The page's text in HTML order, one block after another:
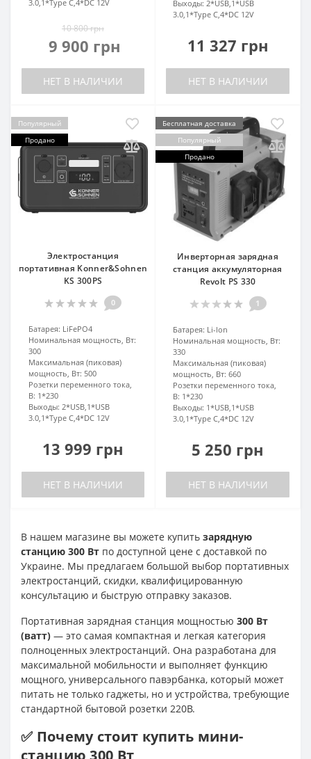
3.0,1*Type C,4*DC 12V
10 800 грн
9 900 грн
НЕТ В НАЛИЧИИ
Выходы: 2*USB,1*USB
3.0,1*Type C,4*DC 12V
11 327 грн
НЕТ В НАЛИЧИИ
Популярный
Продано
Электростанция
портативная Konner&Sohnen
KS 300PS
0
Батарея: LiFePO4
Номинальная мощность, Вт:
300
Максимальная (пиковая)
мощность, Вт: 500
Розетки переменного тока,
В: 1*230
Выходы: 2*USB,1*USB
3.0,1*Type C,4*DC 12V
13 999 грн
НЕТ В НАЛИЧИИ
Бесплатная доставка
Популярный
Продано
Инверторная зарядная
станция аккумуляторная
Revolt PS 330
1
Батарея: Li-lon
Номинальная мощность, Вт:
330
Максимальная (пиковая)
мощность, Вт: 660
Розетки переменного тока,
В: 1*230
Выходы: 1*USB,1*USB
3.0,1*Type C,4*DC 12V
5 250 грн
НЕТ В НАЛИЧИИ
В нашем магазине вы можете купить зарядную
станцию 300 Вт по доступной цене с доставкой по
Украине. Мы предлагаем большой выбор портативных
электростанций, скидки, квалифицированную
консультацию и быструю отправку заказов.
Портативная зарядная станция мощностью 300 Вт
(ватт) — это самая компактная и легкая категория
полноценных электростанций. Она разработана для
максимальной мобильности и выполняет функцию
мощного, универсального павэрбанка, который может
питать не только гаджеты, но и устройства, требующие
стандартной бытовой розетки 220В.
✅ Почему стоит купить мини-
станцию 300 Вт